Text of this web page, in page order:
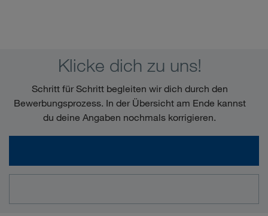
Klicke dich zu uns!
Schritt für Schritt begleiten wir dich durch den
Bewerbungsprozess. In der Übersicht am Ende kannst
du deine Angaben nochmals korrigieren.